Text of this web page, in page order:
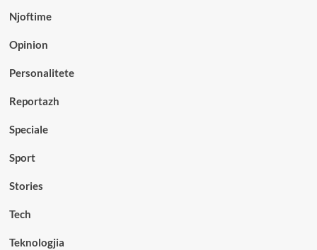
Njoftime
Opinion
Personalitete
Reportazh
Speciale
Sport
Stories
Tech
Teknologjia